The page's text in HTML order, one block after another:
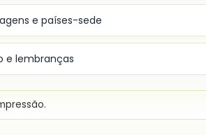
e países-sede
e lembranças